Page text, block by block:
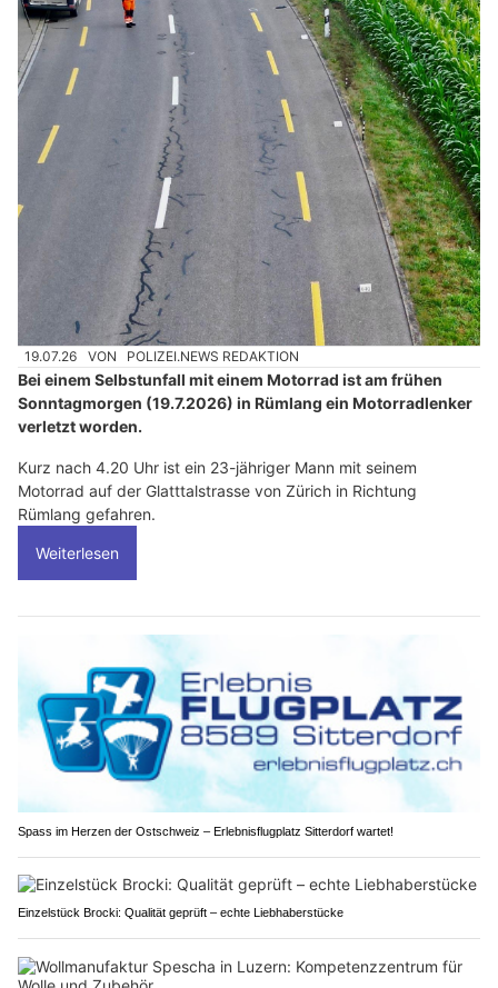
19.07.26 VON POLIZEI.NEWS REDAKTION
Bei einem Selbstunfall mit einem Motorrad ist am frühen
Sonntagmorgen (19.7.2026) in Rümlang ein Motorradlenker
verletzt worden.
Kurz nach 4.20 Uhr ist ein 23-jähriger Mann mit seinem
Motorrad auf der Glatttalstrasse von Zürich in Richtung
Rümlang gefahren.
Weiterlesen
Spass im Herzen der Ostschweiz – Erlebnisflugplatz Sitterdorf wartet!
Einzelstück Brocki: Qualität geprüft – echte Liebhaberstücke